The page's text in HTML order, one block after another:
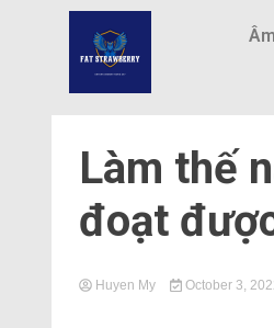
Làm thế
đoạt
Huyen My October 3,